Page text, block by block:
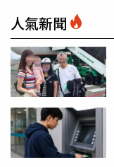
人氣新聞